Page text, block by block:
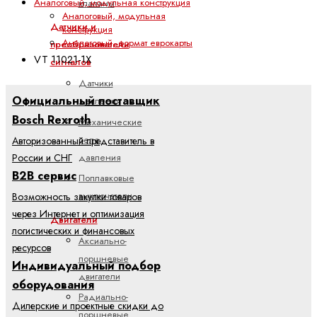
Датчики и
преобразователи
сигналов
Датчики
давления
Механические
реле
давления
Поплавковые
выключатели
Двигатели
Аксиально-
поршневые
двигатели
Радиально-
Аналоговый, модульная
конструкция
Аналоговый, формат еврокарты
VT 11021-1X
Официальный поставщик
Bosch Rexroth
Авторизованный представитель в
России и СНГ
B2B сервис
Возможность закупки товаров
через Интернет и оптимизация
логистических и финансовых
ресурсов
Индивидуальный подбор
оборудования
Дилерские и проектные скидки до